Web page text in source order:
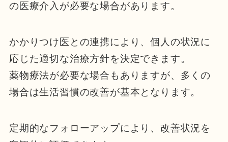
の医療介入が必要な場合があります。
かかりつけ医との連携により、個人の状況に
応じた適切な治療方針を決定できます。
薬物療法が必要な場合もありますが、多くの
場合は生活習慣の改善が基本となります。
定期的なフォローアップにより、改善状況を